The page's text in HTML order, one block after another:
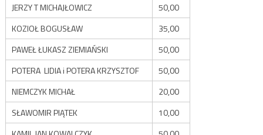
JERZY T MICHAJŁOWICZ
50,00
KOZIOŁ BOGUSŁAW
35,00
PAWEŁ ŁUKASZ ZIEMIAŃSKI
50,00
POTERA LIDIA i POTERA KRZYSZTOF
50,00
NIEMCZYK MICHAŁ
20,00
SŁAWOMIR PIĄTEK
10,00